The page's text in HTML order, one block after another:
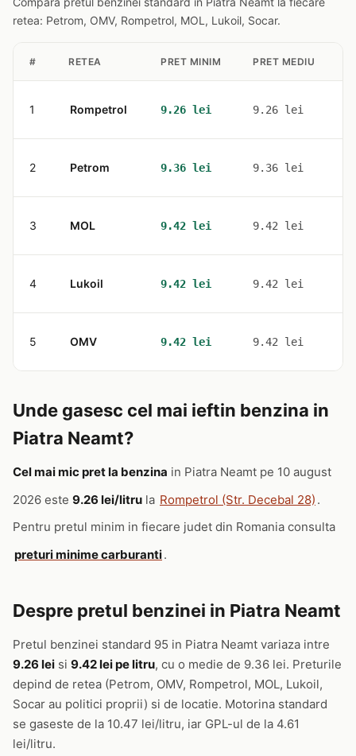
retea: Petrom, OMV, Rompetrol, MOL, Lukoil, Socar.
# RETEA PRET MINIM PRET MEDIU
1 Rompetrol 9.26 lei 9.26 lei
2 Petrom 9.36 lei 9.36 lei
3 MOL 9.42 lei 9.42 lei
4 Lukoil 9.42 lei 9.42 lei
5 OMV 9.42 lei 9.42 lei
Unde gasesc cel mai ieftin benzina in
Piatra Neamt?
Cel mai mic pret la benzina in Piatra Neamt pe 10 august
2026 este 9.26 lei/litru la Rompetrol (Str. Decebal 28) .
Pentru pretul minim in fiecare judet din Romania consulta
preturi minime carburanti.
Despre pretul benzinei in Piatra Neamt
Pretul benzinei standard 95 in Piatra Neamt variaza intre
9.26 lei si 9.42 lei pe litru, cu o medie de 9.36 lei. Preturile
depind de retea (Petrom, OMV, Rompetrol, MOL, Lukoil,
Socar au politici proprii) si de locatie. Motorina standard
se gaseste de la 10.47 lei/litru, iar GPL-ul de la 4.61
lei/litru.